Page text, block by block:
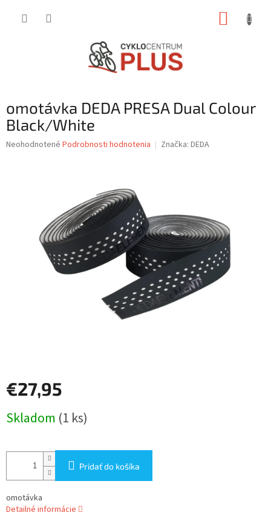
omotávka DEDA PRESA Dual Colour
Black/White
Priemerné
hviezdičiek.
Neohodnotené Podrobnosti hodnotenia Značka: DEDA
€27,95
cena:
Skladom (1 ks)
Pridať do košíka
omotávka
Detailné informácie